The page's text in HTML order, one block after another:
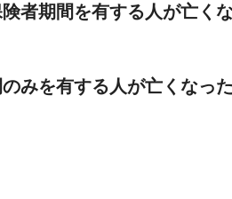
者期間を有する人が亡く
みを有する人が亡くなっ